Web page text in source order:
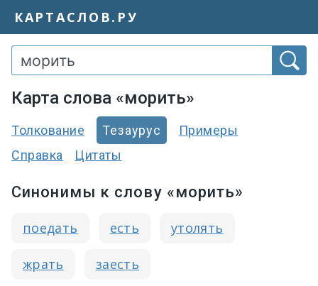
КАРТАСЛОВ.РУ
Карта слова «морить»
Толкование Тезаурус
Примеры
Справка
Цитаты
Синонимы к слову «морить»
поедать есть утолять
жрать заесть